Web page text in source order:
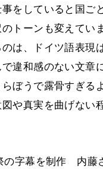
事をしていると国
トーンも変えてい
は、ドイツ語表現
違和感のない文章
ぼうで露骨すぎる
や真実を曲げない
の字幕を制作 内藤